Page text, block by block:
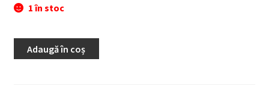
1 în stoc
Adaugă în coș